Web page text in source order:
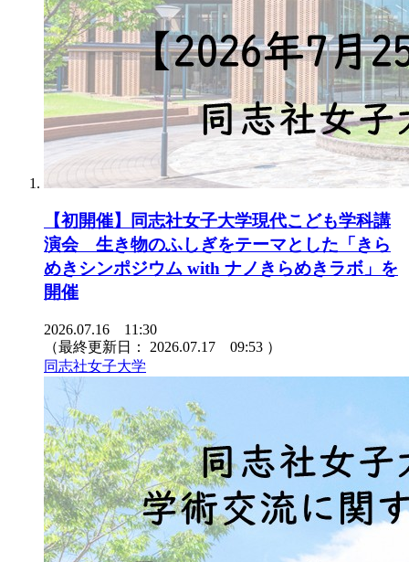
【初開催】同志社女子大学現代こども学科講
演会 生き物のふしぎをテーマとした「きら
めきシンポジウム with ナノきらめきラボ」を
開催
2026.07.16 11:30
（最終更新日： 2026.07.17 09:53 ）
同志社女子大学